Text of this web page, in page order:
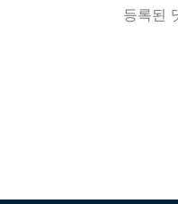
등록된